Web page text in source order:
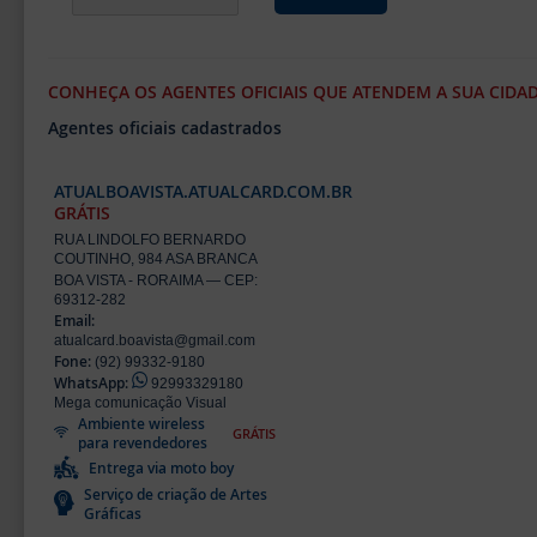
CONHEÇA OS AGENTES OFICIAIS QUE ATENDEM A SUA
Agentes oficiais cadastrados
ATUALBOAVISTA.ATUALCARD.COM.BR
GRÁTIS
RUA LINDOLFO BERNARDO
COUTINHO, 984 ASA BRANCA
BOA VISTA - RORAIMA — CEP:
69312-282
Email:
atualcard.boavista@gmail.com
Fone: (92) 99332-9180
WhatsApp:
92993329180
Mega comunicação Visual
Ambiente wireless
para revendedores
GRÁTIS
Entrega via moto boy
Serviço de criação de Artes
Gráficas